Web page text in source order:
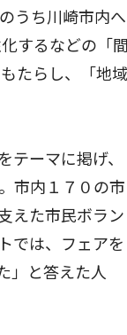
うち川崎市内へ
するなどの「間
たらし、「地域
ーマに掲げ、
市内１７０の市
えた市民ボラン
では、フェアを
」と答えた人